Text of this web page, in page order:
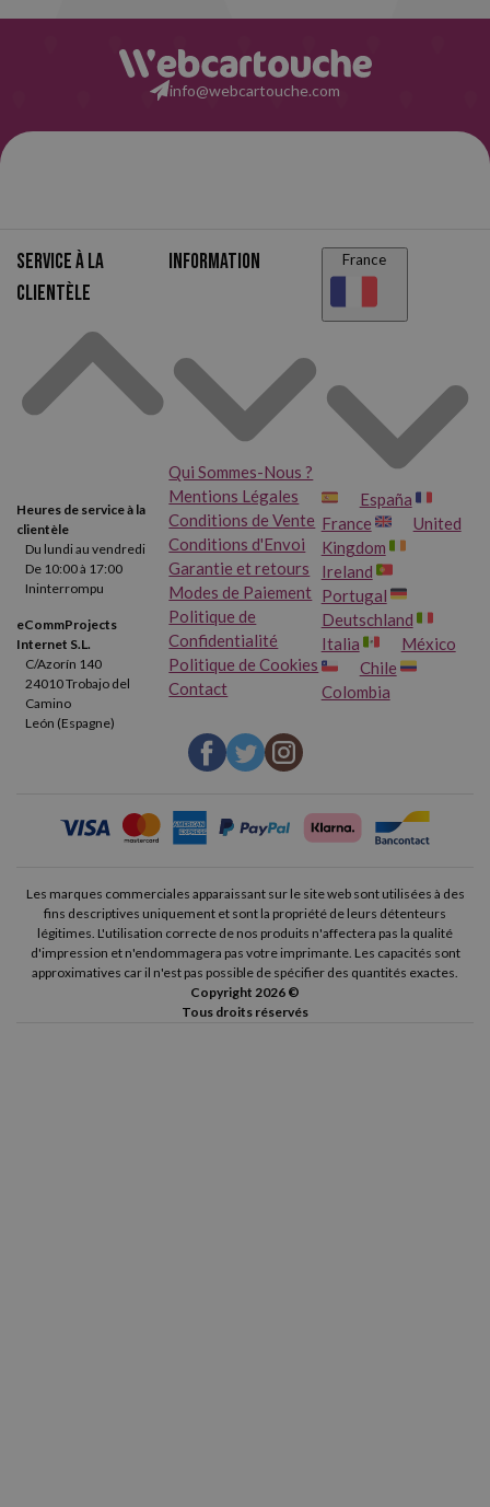
info@webcartouche.com
Service à la
clientèle
Heures de service à la
clientèle
Du lundi au vendredi
De 10:00 à 17:00
Ininterrompu
eCommProjects
Internet S.L.
C/Azorín 140
24010 Trobajo del
Camino
León (Espagne)
Information
Qui Sommes-Nous ?
Mentions Légales
Conditions de Vente
Conditions d'Envoi
Garantie et retours
Modes de Paiement
Politique de
Confidentialité
Politique de Cookies
Contact
France
España
France
United
Kingdom
Ireland
Portugal
Deutschland
Italia
México
Chile
Colombia
Les marques commerciales apparaissant sur le site web sont utilisées à des
fins descriptives uniquement et sont la propriété de leurs détenteurs
légitimes. L'utilisation correcte de nos produits n'affectera pas la qualité
d'impression et n'endommagera pas votre imprimante. Les capacités sont
approximatives car il n'est pas possible de spécifier des quantités exactes.
Copyright 2026 ©
Tous droits réservés